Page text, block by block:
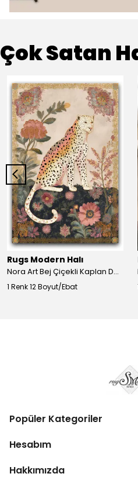
Çok Satan
Rugs Modern Halı
Nora Art Bej Çiçekli Kaplan Desenli Dokuma Taban Dekoratif Salon Halısı 61
1 Renk 12 Boyut/Ebat
Popüler Kategoriler
Hesabım
Hakkımızda